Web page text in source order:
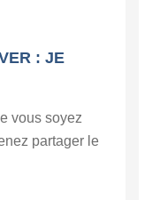
: JE
vous soyez
partager le